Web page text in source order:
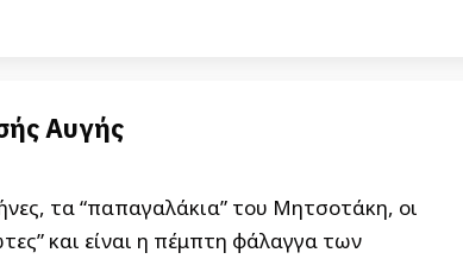
Αυγής
τα “παπαγαλάκια” του Μητσοτάκη, οι
και είναι η πέμπτη φάλαγγα των